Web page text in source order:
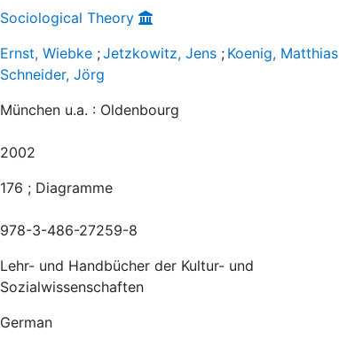
Sociological Theory
Ernst, Wiebke ;Jetzkowitz, Jens ; Koenig, Matthias
Schneider, Jörg
München u.a. : Oldenbourg
2002
176 ; Diagramme
978-3-486-27259-8
Lehr- und Handbücher der Kultur- und
Sozialwissenschaften
German